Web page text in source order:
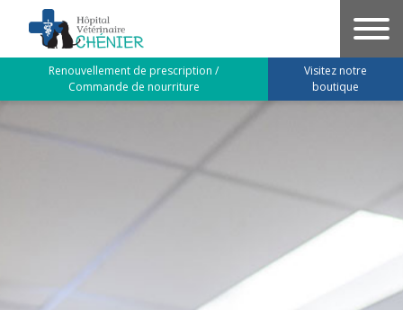
contenu
principalRenouvellement de prescription /
Commande de nourriture
Visitez notre
boutique